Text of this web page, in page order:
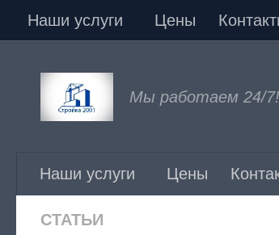
Перейти к содержимому
Наши услуги Цены
Мы работаем 24/
Наши услуги Цены
СТАТЬИ